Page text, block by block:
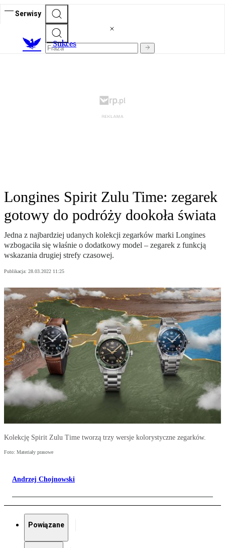
Serwisy
Sukces
Longines Spirit Zulu Time: zegarek
gotowy do podróży dookoła świata
Jedna z najbardziej udanych kolekcji zegarków marki Longines
wzbogaciła się właśnie o dodatkowy model – zegarek z funkcją
wskazania drugiej strefy czasowej.
Publikacja: 28.03.2022 11:25
Kolekcję Spirit Zulu Time tworzą trzy wersje kolorystyczne zegarków.
Foto: Materiały prasowe
Andrzej Chojnowski
Powiązane